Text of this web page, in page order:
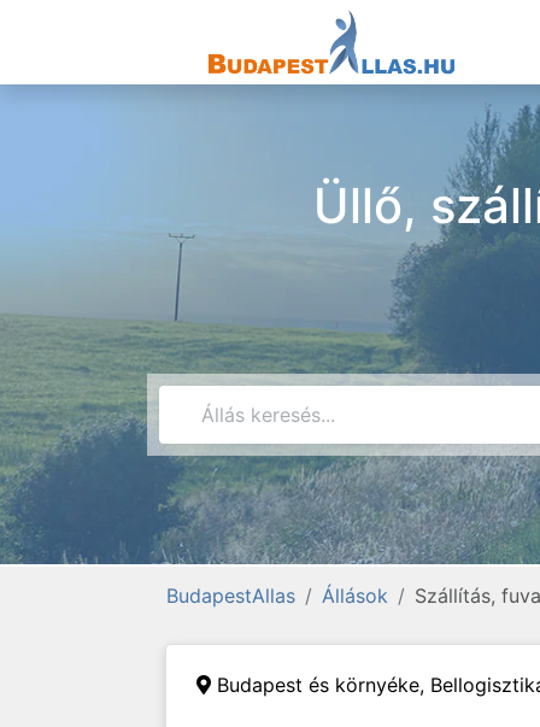
Üllő,
BudapestAllas Állások Szállítás,
Budapest és környéke,